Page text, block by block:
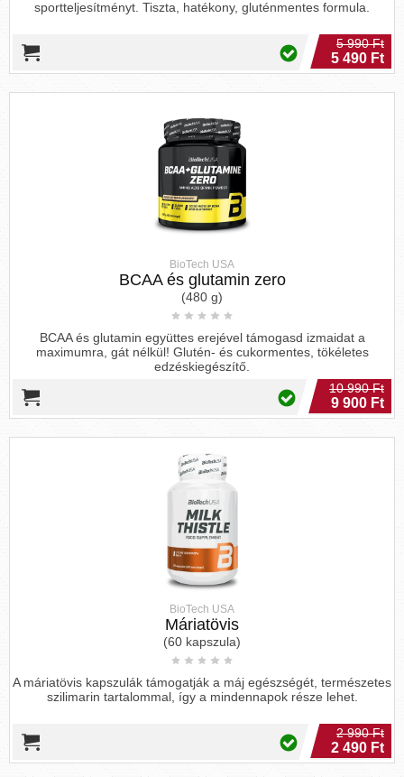
sportteljesítményt. Tiszta, hatékony, gluténmentes formula.
5 990 Ft
5 490 Ft
BioTech USA
BCAA és glutamin zero
(480 g)
BCAA és glutamin együttes erejével támogasd izmaidat a
maximumra, gát nélkül! Glutén- és cukormentes, tökéletes
edzéskiegészítő.
10 990 Ft
9 900 Ft
BioTech USA
Máriatövis
(60 kapszula)
A máriatövis kapszulák támogatják a máj egészségét, természetes
szilimarin tartalommal, így a mindennapok része lehet.
2 990 Ft
2 490 Ft